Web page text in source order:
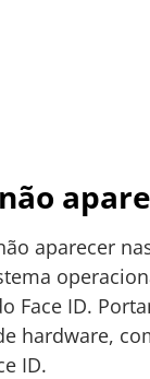
aparecer
ID.
hardware,
ID.